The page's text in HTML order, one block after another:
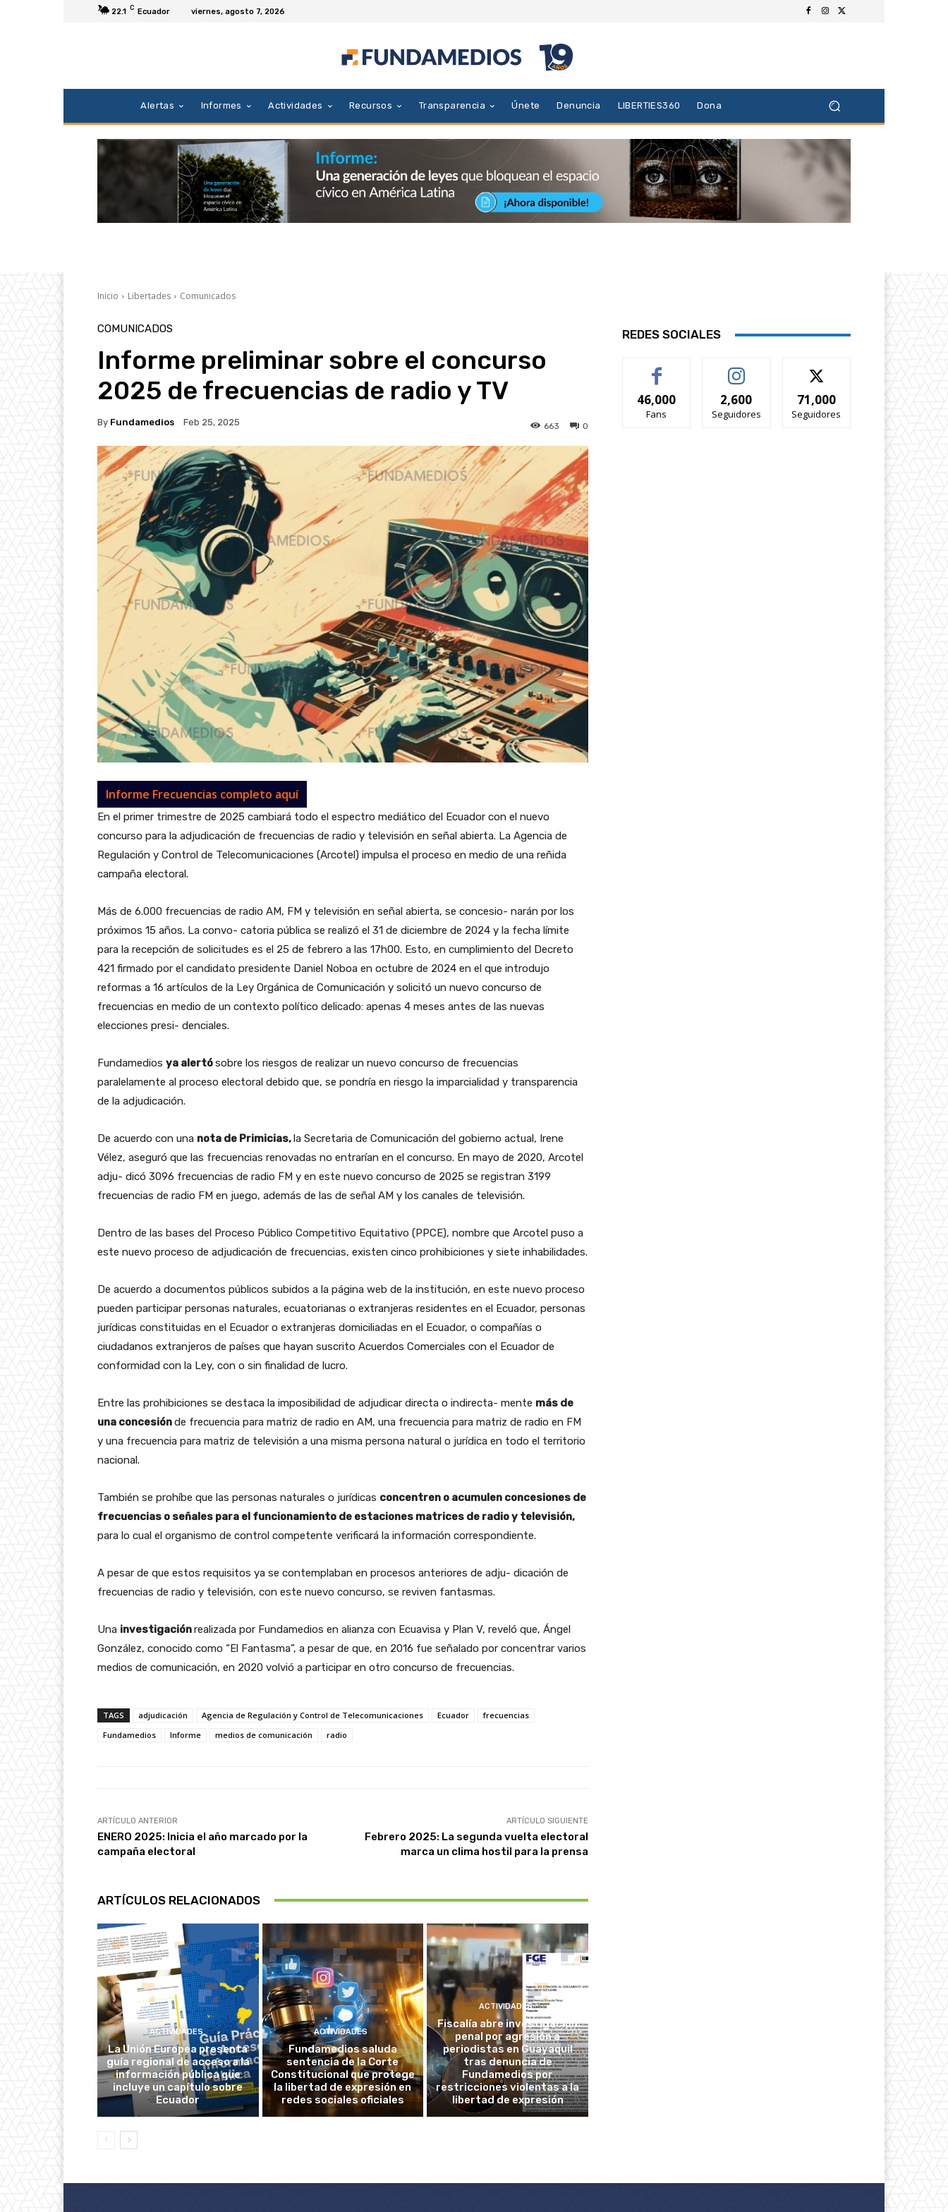
22.1 C Ecuador viernes, agosto 7, 2026
Alertas Informes Actividades Recursos Transparencia Únete Denuncia LIBERTIES360 Dona
Inicio Libertades Comunicados
COMUNICADOS
Informe preliminar sobre el concurso
2025 de frecuencias de radio y TV
By Fundamedios Feb 25, 2025 0
663
Informe Frecuencias completo aquí
En el primer trimestre de 2025 cambiará todo el espectro mediático del Ecuador con el nuevo
concurso para la adjudicación de frecuencias de radio y televisión en señal abierta. La Agencia de
Regulación y Control de Telecomunicaciones (Arcotel) impulsa el proceso en medio de una reñida
campaña electoral.
Más de 6.000 frecuencias de radio AM, FM y televisión en señal abierta, se concesio- narán por los
próximos 15 años. La convo- catoria pública se realizó el 31 de diciembre de 2024 y la fecha límite
para la recepción de solicitudes es el 25 de febrero a las 17h00. Esto, en cumplimiento del Decreto
421 firmado por el candidato presidente Daniel Noboa en octubre de 2024 en el que introdujo
reformas a 16 artículos de la Ley Orgánica de Comunicación y solicitó un nuevo concurso de
frecuencias en medio de un contexto político delicado: apenas 4 meses antes de las nuevas
elecciones presi- denciales.
Fundamedios ya alertósobre los riesgos de realizar un nuevo concurso de frecuencias
paralelamente al proceso electoral debido que, se pondría en riesgo la imparcialidad y transparencia
de la adjudicación.
De acuerdo con una nota de Primicias,la Secretaria de Comunicación del gobierno actual, Irene
Vélez, aseguró que las frecuencias renovadas no entrarían en el concurso. En mayo de 2020, Arcotel
adju- dicó 3096 frecuencias de radio FM y en este nuevo concurso de 2025 se registran 3199
frecuencias de radio FM en juego, además de las de señal AM y los canales de televisión.
Dentro de las bases del Proceso Público Competitivo Equitativo (PPCE), nombre que Arcotel puso a
este nuevo proceso de adjudicación de frecuencias, existen cinco prohibiciones y siete inhabilidades.
De acuerdo a documentos públicos subidos a la página web de la institución, en este nuevo proceso
pueden participar personas naturales, ecuatorianas o extranjeras residentes en el Ecuador, personas
jurídicas constituidas en el Ecuador o extranjeras domiciliadas en el Ecuador, o compañías o
ciudadanos extranjeros de países que hayan suscrito Acuerdos Comerciales con el Ecuador de
conformidad con la Ley, con o sin finalidad de lucro.
Entre las prohibiciones se destaca la imposibilidad de adjudicar directa o indirecta- mente más de
una concesiónde frecuencia para matriz de radio en AM, una frecuencia para matriz de radio en FM
y una frecuencia para matriz de televisión a una misma persona natural o jurídica en todo el territorio
nacional.
También se prohíbe que las personas naturales o jurídicas concentren o acumulen concesiones de
frecuencias o señales para el funcionamiento de estaciones matrices de radio y televisión,
para lo cual el organismo de control competente verificará la información correspondiente.
A pesar de que estos requisitos ya se contemplaban en procesos anteriores de adju- dicación de
frecuencias de radio y televisión, con este nuevo concurso, se reviven fantasmas.
Una investigaciónrealizada por Fundamedios en alianza con Ecuavisa y Plan V, reveló que, Ángel
González, conocido como “El Fantasma”, a pesar de que, en 2016 fue señalado por concentrar varios
medios de comunicación, en 2020 volvió a participar en otro concurso de frecuencias.
TAGS adjudicación Agencia de Regulación y Control de Telecomunicaciones Ecuador
frecuencias
Fundamedios
Informe medios de comunicación radio
ARTÍCULO ANTERIOR
ENERO 2025: Inicia el año marcado por la
campaña electoral
ARTÍCULO SIGUIENTE
Febrero 2025: La segunda vuelta electoral
marca un clima hostil para la prensa
ARTÍCULOS RELACIONADOS
ACTIVIDADES
La Unión Europea presenta
guía regional de acceso a la
información pública que
incluye un capítulo sobre
Ecuador
ACTIVIDADES
Fundamedios saluda
sentencia de la Corte
Constitucional que protege
la libertad de expresión en
redes sociales oficiales
ACTIVIDADES
Fiscalía abre investigación
penal por agresión a
periodistas en Guayaquil
tras denuncia de
Fundamedios por
restricciones violentas a la
libertad de expresión
REDES SOCIALES
46,000
Fans
2,600
Seguidores
71,000
Seguidores